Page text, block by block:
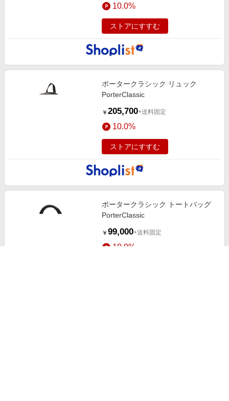
10.0%
ストアにすすむ
ポータークラシック リュック
PorterClassic
￥ 205,700+送料固定
10.0%
ストアにすすむ
ポータークラシック トートバッグ
PorterClassic
￥ 99,000+送料固定
10.0%